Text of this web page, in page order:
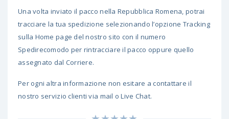
Una volta inviato il pacco nella Repubblica Romena, potrai
tracciare la tua spedizione selezionando l’opzione Tracking
sulla Home page del nostro sito con il numero
Spedirecomodo per rintracciare il pacco oppure quello
assegnato dal Corriere.
Per ogni altra informazione non esitare a contattare il
nostro servizio clienti via mail o Live Chat.